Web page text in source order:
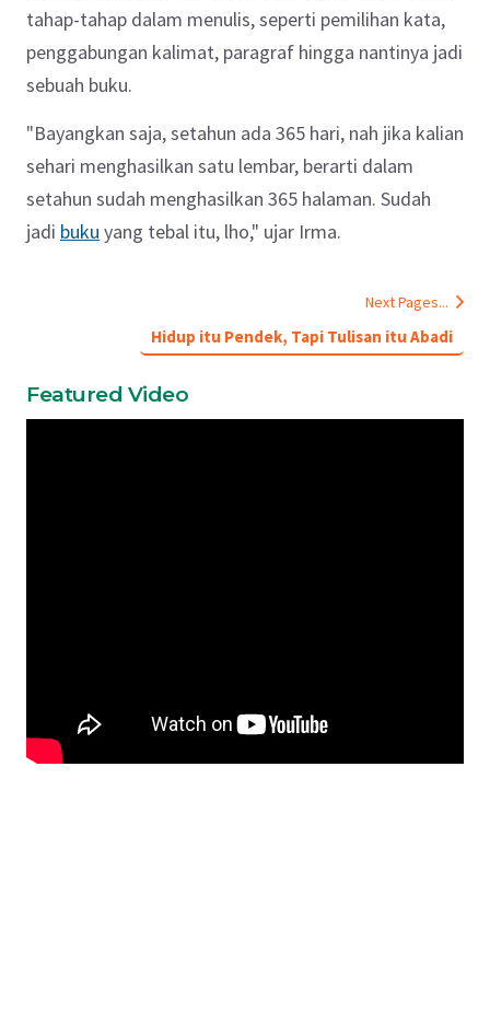
tahap-tahap dalam menulis, seperti pemilihan kata,
penggabungan kalimat, paragraf hingga nantinya jadi
sebuah buku.
"Bayangkan saja, setahun ada 365 hari, nah jika kalian
sehari menghasilkan satu lembar, berarti dalam
setahun sudah menghasilkan 365 halaman. Sudah
jadi buku yang tebal itu, lho," ujar Irma.
Next Pages...
Hidup itu Pendek, Tapi Tulisan itu Abadi
Featured Video